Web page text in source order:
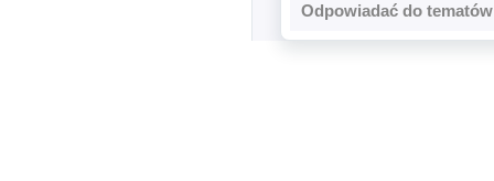
Odpowiadać do